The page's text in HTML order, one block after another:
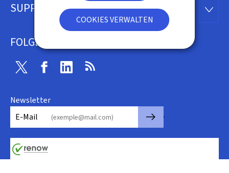
COOKIES VERWALTEN
SUPPORT
FOLGEN SIE UNS
Twitter FacebookLinkedin
Newsletter
E-Mail
🡒